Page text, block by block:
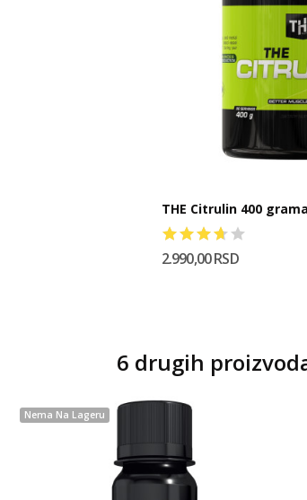
THE Citrulin 400 grama
2.990,00 RSD
6 drugih
Nema Na Lageru